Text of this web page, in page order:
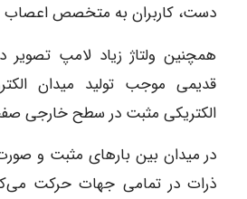
دست، کاربران به متخصص اعصاب
همچنین ولتاژ زیاد لامپ تصویر
قدیمی موجب تولید میدان
الکتریکی مثبت در سطح خارجی
در میدان بین بارهای مثبت و
ذرات در تمامی جهات حرکت